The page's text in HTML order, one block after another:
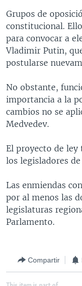
CHILE
PERÚ
ECUADOR
VENEZUELA
BRASIL
EL SALVADOR
GUATEMALA
HONDURAS
NICARAGUA
INMIGRACIÓN
LIBERTAD DE
MUNDO
ECONOMÍA
TECNOLOGÍA
DEPORTES
ESPECIALES DE LA
LIBERTAD DE PRENSA
UCRANIA
MULTIMEDIA
VIDEOS
FOTOGRAFÍA
AUDIOS
PROGRAMAS TV
EL MUNDO AL DÍA
FORO
LAS CLAVES
RADIO
AVANCE
BUENOS DÍAS
EL MUNDO AL DÍA
FORO [RADIO]
DIRECT
Learning English
SÍGANOS
Grupos de
constitucional.
para convocar a
Vladimir Putin,
postularse
No obstante,
importancia a la
cambios no se
Medvedev.
El proyecto de
los legisladores
Las enmiendas
por al menos las
legislaturas
Parlamento.
Compartir